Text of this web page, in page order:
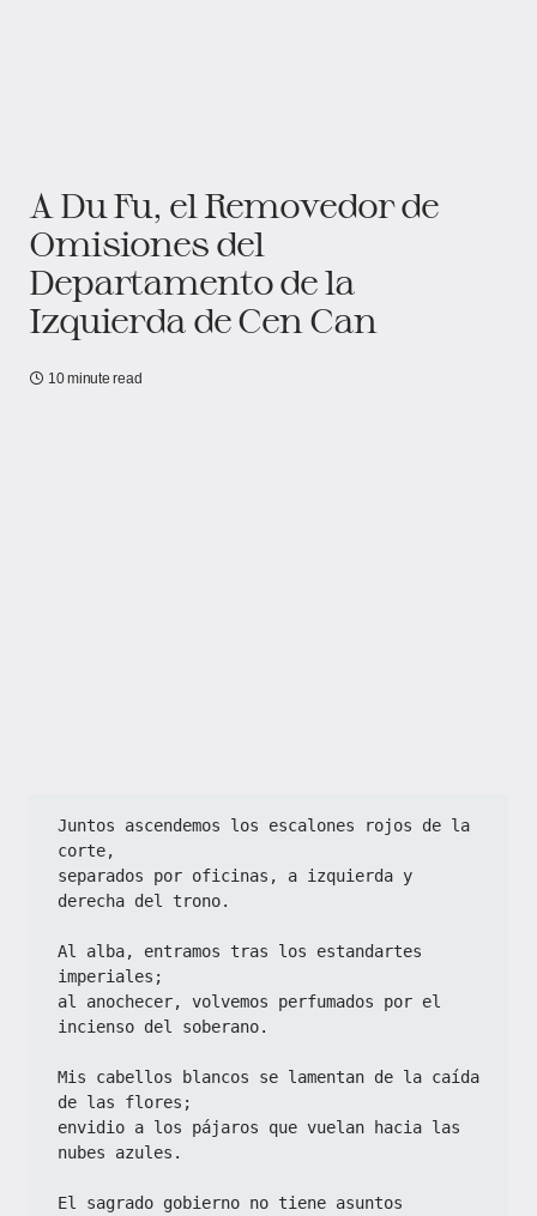
A Du Fu, el Removedor de
Omisiones del
Departamento de la
Izquierda de Cen Can
10 minute read
Juntos ascendemos los escalones rojos de la
corte,
separados por oficinas, a izquierda y
derecha del trono.
Al alba, entramos tras los estandartes
imperiales;
al anochecer, volvemos perfumados por el
incienso del soberano.
Mis cabellos blancos se lamentan de la caída
de las flores;
envidio a los pájaros que vuelan hacia las
nubes azules.
El sagrado gobierno no tiene asuntos